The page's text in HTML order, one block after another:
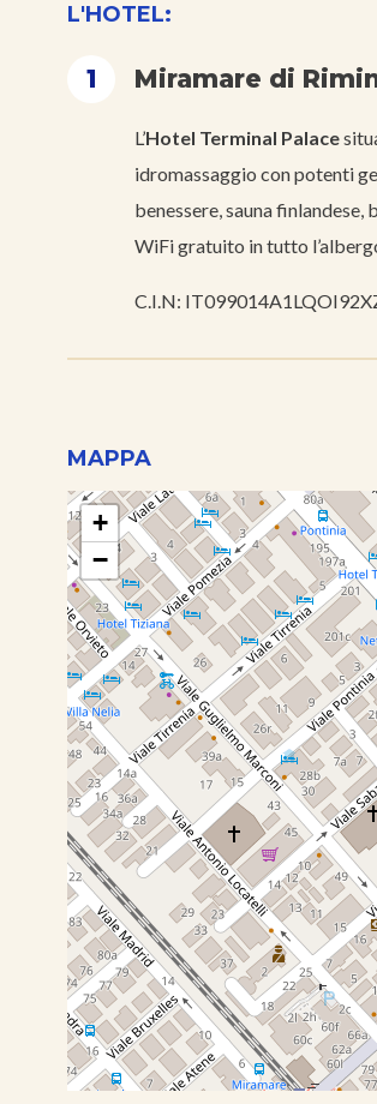
L'HOTEL:
1 Miramare di
L’Hotel Terminal Palace
idromassaggio con potenti
benessere, sauna
WiFi gratuito in tutto
C.I.N:
MAPPA
+
−